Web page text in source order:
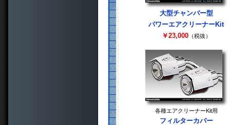
大型チャンバー型
パワーエアクリーナーKit
￥23,000（税抜）
各種エアクリーナーKit用
フィルターカバー